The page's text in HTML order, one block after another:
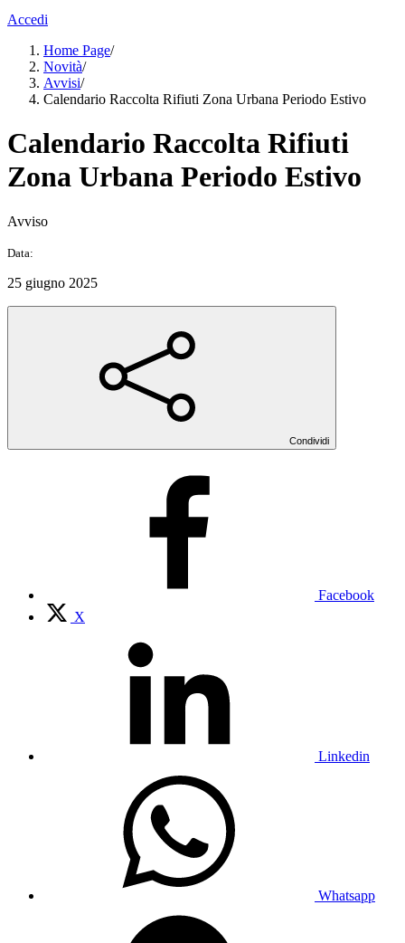
Accedi
Home Page/
Novità/
Avvisi/
Calendario Raccolta Rifiuti Zona Urbana Periodo Estivo
Calendario Raccolta Rifiuti
Zona Urbana Periodo Estivo
Avviso
Data:
25 giugno 2025
Condividi
Facebook
X
Linkedin
Whatsapp